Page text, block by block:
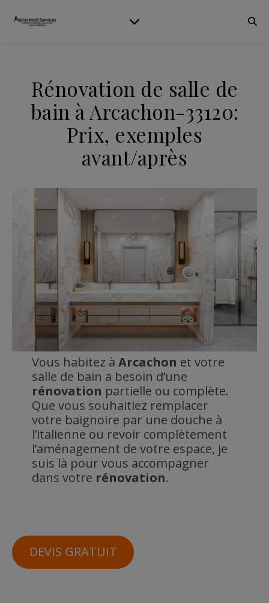
Rénovation de salle de
bain à Arcachon-33120:
Prix, exemples
avant/après
Vous habitez à Arcachon et votre
salle de bain a besoin d’une
rénovation partielle ou complète.
Que vous souhaitiez remplacer
votre baignoire par une douche à
l’italienne ou revoir complètement
l’aménagement de votre espace, je
suis là pour vous accompagner
dans votre rénovation.
DEVIS GRATUIT